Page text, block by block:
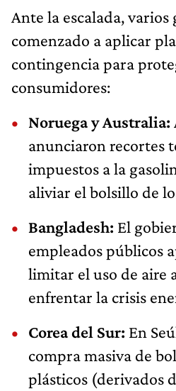
Ante la escalada, varios
comenzado a aplicar
contingencia para
consumidores:
Noruega y Australia:
anunciaron recortes
impuestos a la
aliviar el bolsillo de
Bangladesh: El
empleados públicos
limitar el uso de aire
enfrentar la crisis
Corea del Sur: En
compra masiva de
plásticos (derivados